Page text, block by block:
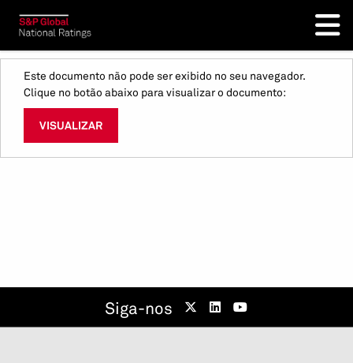
Este documento não pode ser exibido no seu navegador.
Clique no botão abaixo para visualizar o documento:
VISUALIZAR
Siga-nos